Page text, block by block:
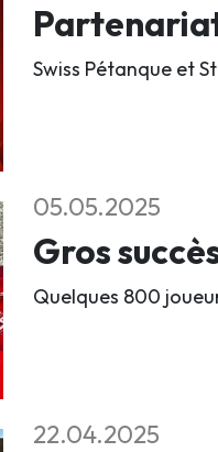
Swiss Pétanque et
05.05.2025
Gros
Quelques 800
22.04.2025